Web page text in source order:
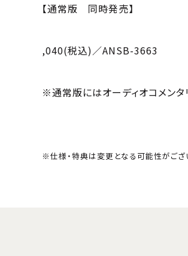
【通常版 同時発売】
,040(税込)／ANSB-3663
※通常版にはオーディオコメンタ
※仕様・特典は変更となる可能性がござ